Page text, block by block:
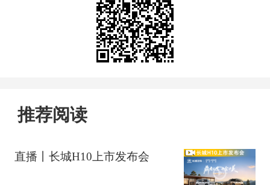
推荐阅读
直播丨长城H10上市发布会